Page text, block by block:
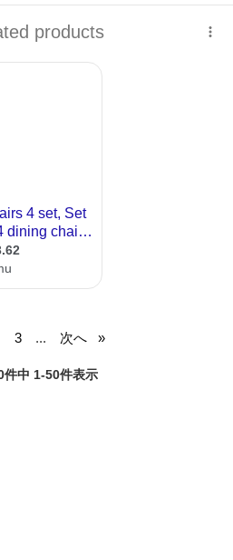
ございますが、比較的綺麗な商品で
判断でお願いします。 ...
3 ... 次へ
件中 1-50件表示